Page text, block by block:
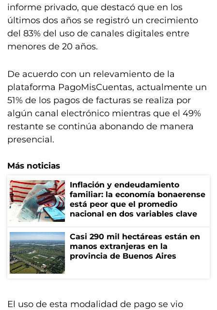
informe privado, que destacó que en los
últimos dos años se registró un crecimiento
del 83% del uso de canales digitales entre
menores de 20 años.
De acuerdo con un relevamiento de la
plataforma PagoMisCuentas, actualmente un
51% de los pagos de facturas se realiza por
algún canal electrónico mientras que el 49%
restante se continúa abonando de manera
presencial.
Más noticias
Inflación y endeudamiento
familiar: la economía bonaerense
está peor que el promedio
nacional en dos variables clave
Casi 290 mil hectáreas están en
manos extranjeras en la
provincia de Buenos Aires
El uso de esta modalidad de pago se vio